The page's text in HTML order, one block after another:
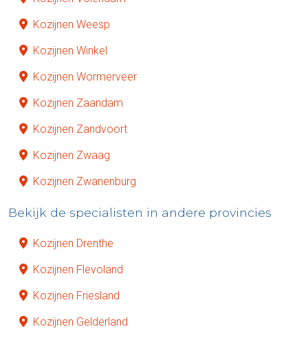
Kozijnen Weesp
Kozijnen Winkel
Kozijnen Wormerveer
Kozijnen Zaandam
Kozijnen Zandvoort
Kozijnen Zwaag
Kozijnen Zwanenburg
Bekijk de specialisten in andere provincies
Kozijnen Drenthe
Kozijnen Flevoland
Kozijnen Friesland
Kozijnen Gelderland